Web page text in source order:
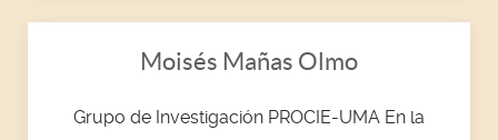
Moisés Mañas Olmo
Grupo de Investigación PROCIE-UMA En la